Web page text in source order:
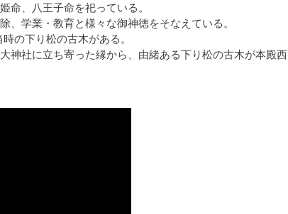
命、八王子命を祀っている。
学業・教育と様々な御神徳をそなえている。
の下り松の古木がある。
神社に立ち寄った縁から、由緒ある下り松の古木が本殿西